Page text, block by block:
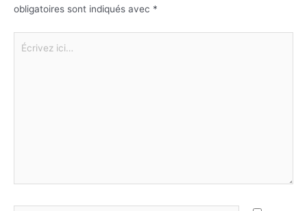
obligatoires sont indiqués avec *